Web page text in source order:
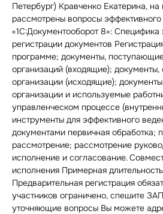
Петербург) Кравченко Екатерина, на
рассмотрены вопросы
«1С:Документооборот 8»: Специфика
регистрации документов
программе; документы,
организаций (входящие);
организации (исходящие);
организации и используемые
управленческом процессе
инструменты для эффективного
документами первичная обработка;
рассмотрение; рассмотрение
исполнение и согласование.
исполнения Примерная
Предварительная регистрация
участников ограничено, спешите
уточняющие вопросы Вы можете